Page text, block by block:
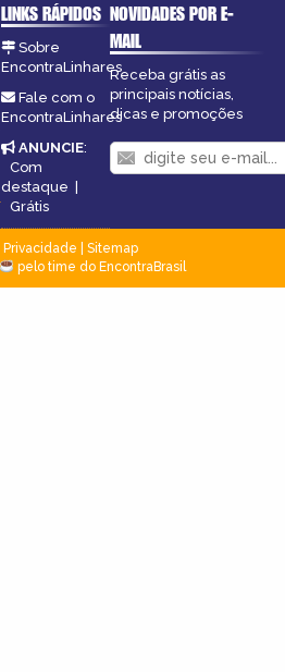
LINKS RÁPIDOS
Sobre
EncontraLinhares
Fale com o
EncontraLinhares
ANUNCIE:
Com
destaque |
Grátis
NOVIDADES POR E-
MAIL
Receba grátis as
principais notícias,
dicas e promoções
Privacidade
Sitemap
pelo time do EncontraBrasil